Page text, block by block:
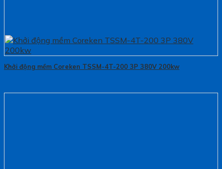
Khởi động mềm Coreken TSSM-4T-200 3P 380V 200kw